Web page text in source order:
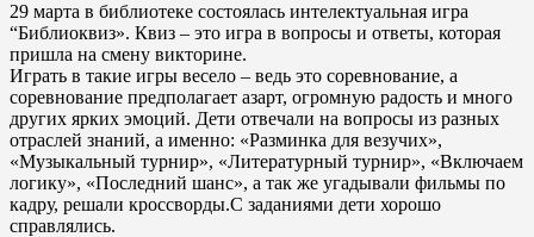
29 марта в библиотеке состоялась интелектуальная игра
“Библиоквиз». Квиз – это игра в вопросы и ответы, которая
пришла на смену викторине.
Играть в такие игры весело – ведь это соревнование, а
соревнование предполагает азарт, огромную радость и много
других ярких эмоций. Дети отвечали на вопросы из разных
отраслей знаний, а именно: «Разминка для везучих»,
«Музыкальный турнир», «Литературный турнир», «Включаем
логику», «Последний шанс», а так же угадывали фильмы по
кадру, решали кроссворды.С заданиями дети хорошо
справлялись.